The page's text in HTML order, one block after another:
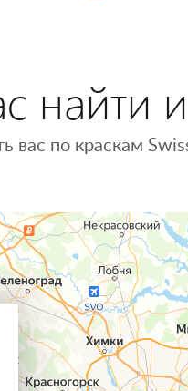
найти
вас по краскам